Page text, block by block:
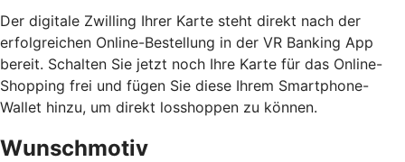
Der digitale Zwilling Ihrer Karte steht direkt nach der
erfolgreichen Online-Bestellung in der VR Banking App
bereit. Schalten Sie jetzt noch Ihre Karte für das Online-
Shopping frei und fügen Sie diese Ihrem Smartphone-
Wallet hinzu, um direkt losshoppen zu können.
Wunschmotiv